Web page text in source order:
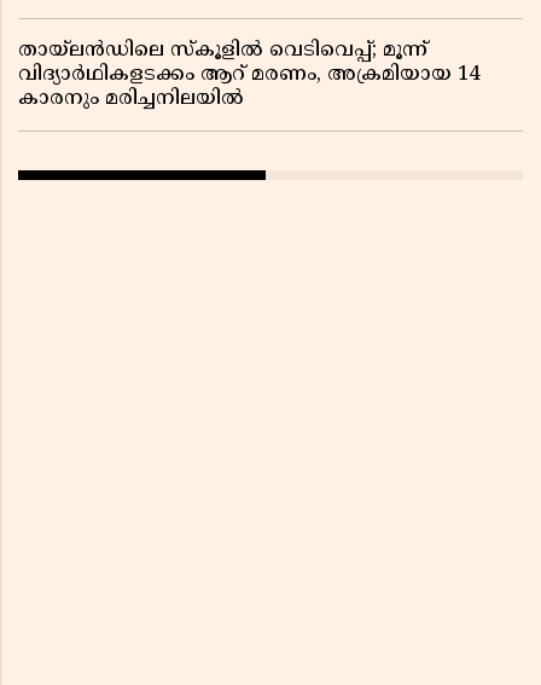
തായ്‌ലൻഡിലെ സ്‌കൂളിൽ വെടിവെപ്പ്; മൂന്ന്
വിദ്യാർഥികളടക്കം ആറ് മരണം, അക്രമിയായ 14
കാരനും മരിച്ചനിലയിൽ